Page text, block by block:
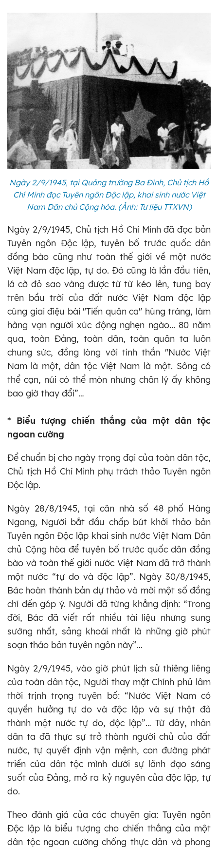
Ngày 2/9/1945, tại Quảng trường Ba Đình, Chủ tịch Hồ
Chí Minh đọc Tuyên ngôn Độc lập, khai sinh nước Việt
Nam Dân chủ Cộng hòa. (Ảnh: Tư liệu TTXVN)
Ngày 2/9/1945, Chủ tịch Hồ Chí Minh đã đọc bản
Tuyên ngôn Độc lập, tuyên bố trước quốc dân
đồng bào cũng như toàn thế giới về một nước
Việt Nam độc lập, tự do. Đó cũng là lần đầu tiên,
lá cờ đỏ sao vàng được từ từ kéo lên, tung bay
trên bầu trời của đất nước Việt Nam độc lập
cùng giai điệu bài "Tiến quân ca" hùng tráng, làm
hàng vạn người xúc động nghẹn ngào... 80 năm
qua, toàn Đảng, toàn dân, toàn quân ta luôn
chung sức, đồng lòng với tinh thần "Nước Việt
Nam là một, dân tộc Việt Nam là một. Sông có
thể cạn, núi có thể mòn nhưng chân lý ấy không
bao giờ thay đổi”…
* Biểu tượng chiến thắng của một dân tộc
ngoan cường
Để chuẩn bị cho ngày trọng đại của toàn dân tộc,
Chủ tịch Hồ Chí Minh phụ trách thảo Tuyên ngôn
Độc lập.
Ngày 28/8/1945, tại căn nhà số 48 phố Hàng
Ngang, Người bắt đầu chấp bút khởi thảo bản
Tuyên ngôn Độc lập khai sinh nước Việt Nam Dân
chủ Cộng hòa để tuyên bố trước quốc dân đồng
bào và toàn thế giới nước Việt Nam đã trở thành
một nước “tự do và độc lập”. Ngày 30/8/1945,
Bác hoàn thành bản dự thảo và mời một số đồng
chí đến góp ý. Người đã từng khẳng định: “Trong
đời, Bác đã viết rất nhiều tài liệu nhưng sung
sướng nhất, sảng khoái nhất là những giờ phút
soạn thảo bản tuyên ngôn này”…
Ngày 2/9/1945, vào giờ phút lịch sử thiêng liêng
của toàn dân tộc, Người thay mặt Chính phủ lâm
thời trịnh trọng tuyên bố: “Nước Việt Nam có
quyền hưởng tự do và độc lập và sự thật đã
thành một nước tự do, độc lập”… Từ đây, nhân
dân ta đã thực sự trở thành người chủ của đất
nước, tự quyết định vận mệnh, con đường phát
triển của dân tộc mình dưới sự lãnh đạo sáng
suốt của Đảng, mở ra kỷ nguyên của độc lập, tự
do.
Theo đánh giá của các chuyên gia: Tuyên ngôn
Độc lập là biểu tượng cho chiến thắng của một
dân tộc ngoan cường chống thực dân và phong